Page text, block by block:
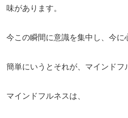
味があります。
今この瞬間に意識を集中し、今に
簡単にいうとそれが、マインドフ
マインドフルネスは、